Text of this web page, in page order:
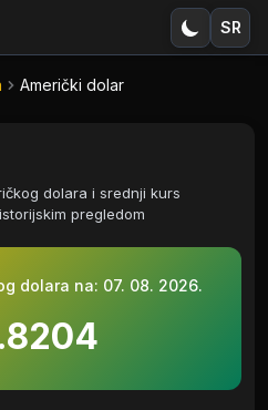
SR
Američki dolar
dolara i srednji kurs
pregledom
dolara na: 07. 08. 2026.